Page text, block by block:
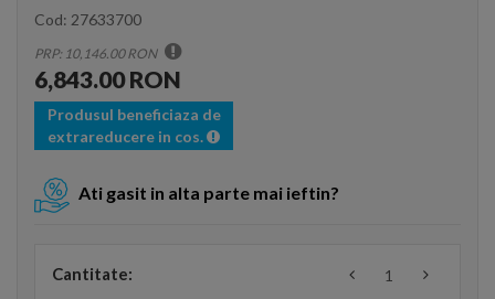
Cod: 27633700
PRP: 10,146.00 RON
6,843.00 RON
Produsul beneficiaza de
extrareducere in cos.
Ati gasit in alta parte mai ieftin?
Cantitate: